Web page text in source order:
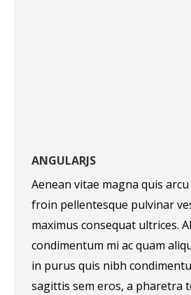
ANGULARJS
Aenean vitae magna quis
froin pellentesque pulvinar
maximus consequat ultrices.
condimentum mi ac quam
in purus quis nibh
sagittis sem eros, a pharetra